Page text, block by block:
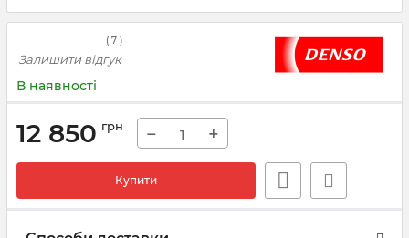
( 7 )
Залишити відгук
В наявності
12 850 грн − +
Купити